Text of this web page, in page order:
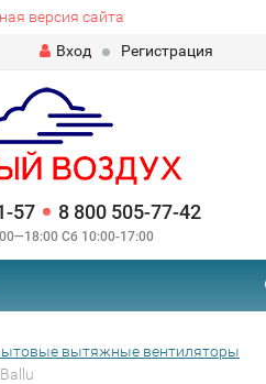
версия сайта
Вход Регистрация
57 8 800 505-77-42
Сб 10:00-17:00
вытяжные вентиляторы